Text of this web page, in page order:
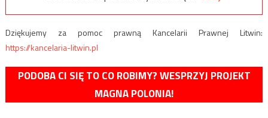
Dziękujemy za pomoc prawną Kancelarii Prawnej Litwin:
https://kancelaria-litwin.pl
PODOBA CI SIĘ TO CO ROBIMY? WESPRZYJ PROJEKT
MAGNA POLONIA!